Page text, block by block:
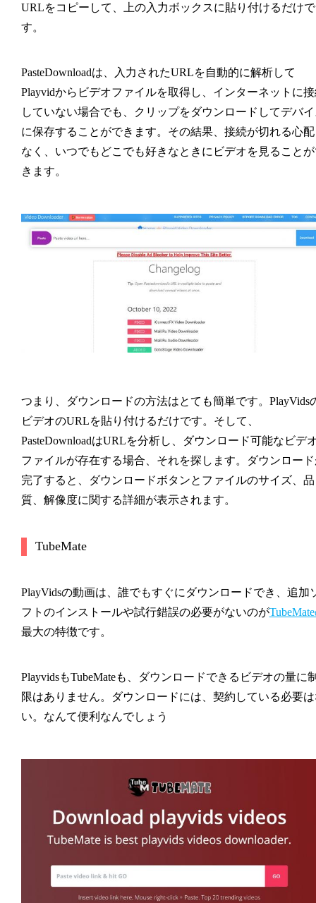
URLをコピーして、上の入力ボックスに貼り付けるだけで
す。
PasteDownloadは、入力されたURLを自動的に解析して
Playvidからビデオファイルを取得し、インターネットに
していない場合でも、クリップをダウンロードしてデバ
に保存することができます。その結果、接続が切れる心
なく、いつでもどこでも好きなときにビデオを見ること
きます。
つまり、ダウンロードの方法はとても簡単です。PlayVids
ビデオのURLを貼り付けるだけです。そして、
PasteDownloadはURLを分析し、ダウンロード可能なビデ
ファイルが存在する場合、それを探します。ダウンロー
完了すると、ダウンロードボタンとファイルのサイズ、品
質、解像度に関する詳細が表示されます。
TubeMate
PlayVidsの動画は、誰でもすぐにダウンロードでき、追加
フトのインストールや試行錯誤の必要がないのが
最大の特徴です。
PlayvidsもTubeMateも、ダウンロードできるビデオの量に
限はありません。ダウンロードには、契約している必要
い。なんて便利なんでしょう